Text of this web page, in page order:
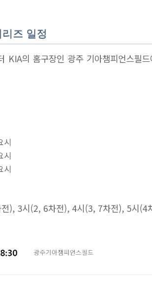
즈 일정
KIA의 홈구장인 광주 기아챔피언스필
시
시
시
), 3시(2, 6차전), 4시(3, 7차전), 5시(4